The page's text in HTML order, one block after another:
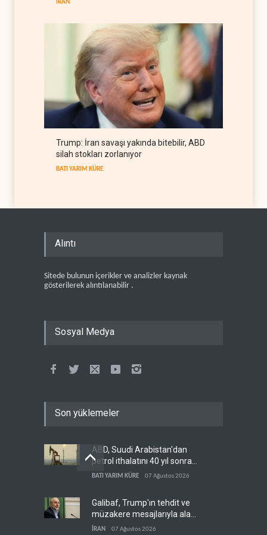
İRAN
Trump: İran savaşı yakında bitebilir, ABD
silah stokları zorlanıyor
BATI YARIM KÜRE
Alıntı
Sitede bulunun içerikler ve analizler kaynak
gösterilerek alıntılanabilir .
Sosyal Medya
Son yüklemeler
ABD, Suudi Arabistan'dan
petrol ithalatını 40 yıl sonra
ilk kez durdurdu
BATI YARIM KÜRE 07 Ağustos 2026
Galibaf, Trump'ın tehdit ve
müzakere mesajlarıyla alay
etti
İRAN 07 Ağustos 2026